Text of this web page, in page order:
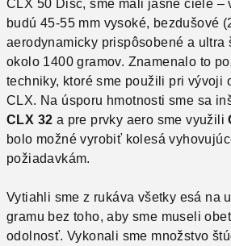
CLX 50 Disc, sme mali jasné ciele –
budú 45-55 mm vysoké, bezdušové
aerodynamicky prispôsobené a ultra
okolo 1400 gramov. Znamenalo to
techniky, ktoré sme použili pri vývoji
CLX. Na úsporu hmotnosti sme sa
CLX 32 a pre prvky aero sme využili
bolo možné vyrobiť kolesá
požiadavkám.
Vytiahli sme z rukáva všetky esá na
gramu bez toho, aby sme museli
odolnosť. Vykonali sme množstvo